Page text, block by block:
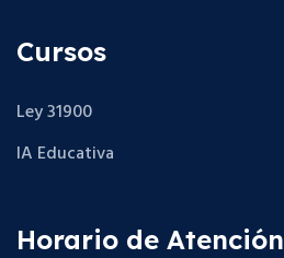
Cursos
Ley 31900
IA Educativa
Horario de Atención